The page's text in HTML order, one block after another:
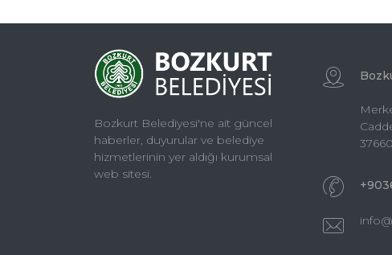
Bozkurt Belediyesi'ne ait güncel
haberler, duyurular ve belediye
hizmetlerinin yer aldığı kurumsal
web sitesi.